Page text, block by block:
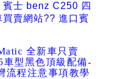
士 benz C250 四
賣網站?? 進口賓
全新車只賣
車型黑色頂級配備-
流程注意事項教學